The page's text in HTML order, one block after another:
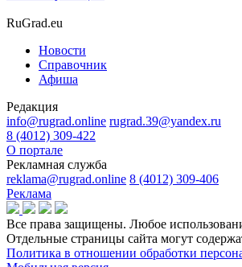
RuGrad.eu
Новости
Справочник
Афиша
Редакция
info@rugrad.online rugrad.39@yandex.ru
8 (4012) 309-422
О портале
Рекламная служба
reklama@rugrad.online 8 (4012) 309-406
Реклама
Все права защищены. Любое
Отдельные страницы сайта могут
Политика в отношении обработки